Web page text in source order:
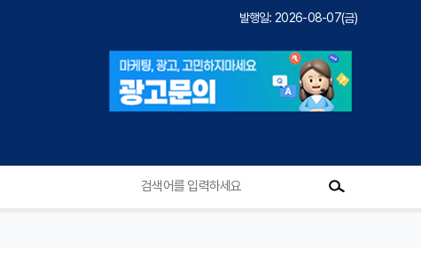
발행일: 2026-08-07(금)